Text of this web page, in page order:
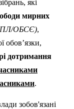
які
мирних
ОБСЄ),
обов’язки,
дотримання
.
зобов'язані